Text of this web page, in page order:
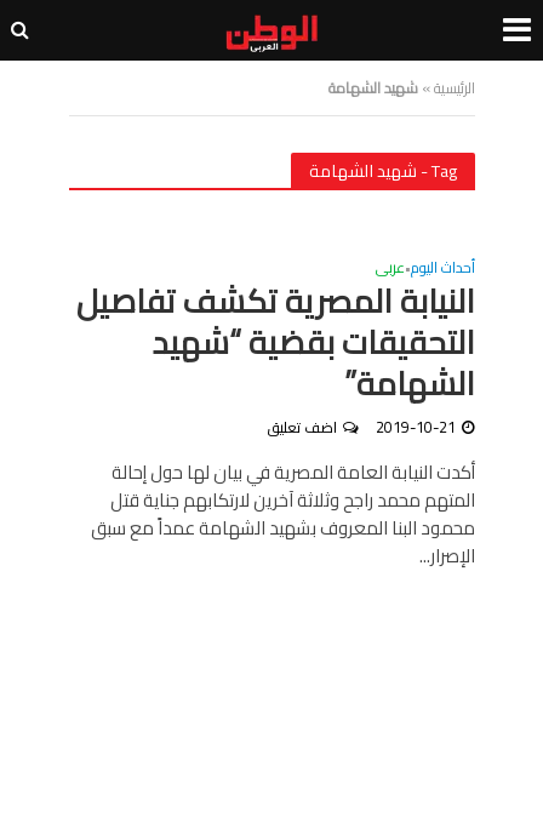
الرئيسية»شهيد الشهامة
Tag - شهيد الشهامة
أحداث اليوم•عربى
النيابة المصرية تكشف تفاصيل
التحقيقات بقضية “شهيد
الشهامة”
2019-10-21 اضف تعليق
أكدت النيابة العامة المصرية في بيان لها حول إحالة
المتهم محمد راجح وثلاثة آخرين لارتكابهم جناية قتل
محمود البنا المعروف بشهيد الشهامة عمداً مع سبق
الإصرار...